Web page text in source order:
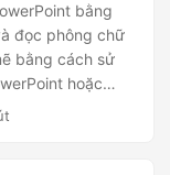
bằng
đọc phông chữ
bằng cách sử
hoặc
quá trình xử lý